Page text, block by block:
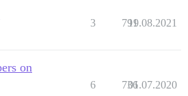
3 791
19.08.2021
on
6 736
01.07.2020